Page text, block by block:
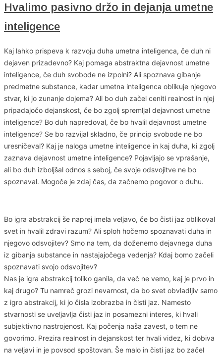
Hvalimo pasivno držo in dejanja umetne
inteligence
Kaj lahko prispeva k razvoju duha umetna inteligenca, če duh ni
dejaven prizadevno? Kaj pomaga abstraktna dejavnost umetne
inteligence, če duh svobode ne izpolni? Ali spoznava gibanje
predmetne substance, kadar umetna inteligenca oblikuje njegovo
stvar, ki jo zunanje dojema? Ali bo duh začel ceniti realnost in njej
pripadajočo dejanskost, če bo zgolj spremljal dejavnost umetne
inteligence? Bo duh napredoval, če bo hvalil dejavnost umetne
inteligence? Se bo razvijal skladno, če princip svobode ne bo
uresničeval? Kaj je naloga umetne inteligence in kaj duha, ki zgolj
zaznava dejavnost umetne inteligence? Pojavljajo se vprašanje,
ali bo duh izboljšal odnos s seboj, če svoje odsvojitve ne bo
spoznaval. Mogoče je zdaj čas, da začnemo pogovor o duhu.
Bo igra abstrakcij še naprej imela veljavo, če bo čisti jaz oblikoval
svet in hvalil zdravi razum? Ali sploh hočemo spoznavati duha in
njegovo odsvojitev? Smo na tem, da doženemo dejavnega duha
iz gibanja substance in nastajajočega vedenja? Kdaj bomo začeli
spoznavati svojo odsvojitev?
Nas je igra abstrakcij toliko ganila, da več ne vemo, kaj je prvo in
kaj drugo? Tu namreč grozi nevarnost, da bo svet obvladljiv samo
z igro abstrakcij, ki jo čisla izobrazba in čisti jaz. Namesto
stvarnosti se uveljavlja čisti jaz in posamezni interes, ki hvali
subjektivno nastrojenost. Kaj počenja naša zavest, o tem ne
govorimo. Prezira realnost in dejanskost ter hvali videz, ki dobiva
na veljavi in je povsod spoštovan. Še malo in čisti jaz bo začel